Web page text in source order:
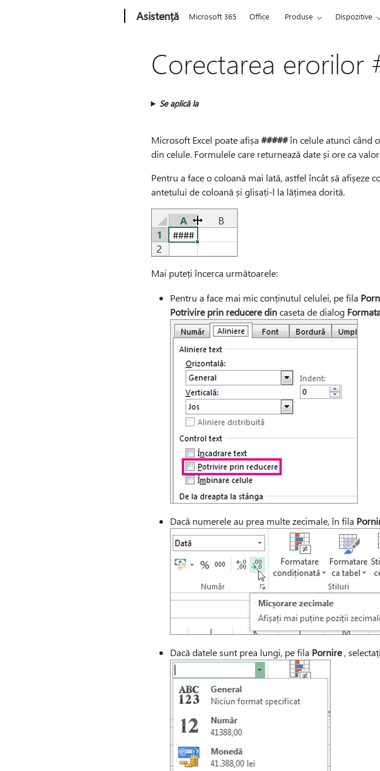
Asistență Microsoft 365 Office Produse Dispozitive
Corectarea
Se aplică la
Microsoft Excel poate afișa #####în celule atunci când
din celule. Formulele care returnează date și ore ca
Pentru a face o coloană mai lată, astfel încât să
antetului de coloană și glisați-l la lățimea dorită.
Mai puteți încerca următoarele:
Pentru a face mai mic conținutul celulei, pe fila
Potrivire prin reducere dincaseta de dialog
Dacă numerele au prea multe zecimale, în fila
Dacă datele sunt prea lungi, pe fila Pornire,